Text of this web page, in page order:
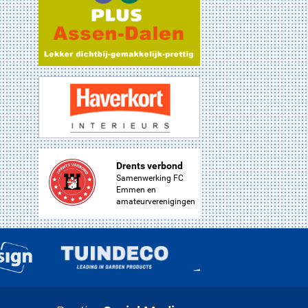
Drents verbond
Samenwerking FC
Emmen en
amateurverenigingen